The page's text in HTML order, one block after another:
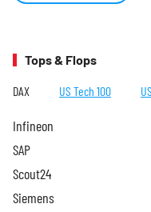
Tops & Flops
DAX US Tech 100
Infineon
SAP
Scout24
Siemens